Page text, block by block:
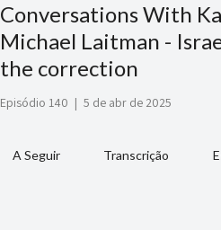
Conversations With
Michael Laitman -
the correction
Episódio 140 | 5 de abr de 2025
A Seguir Transcrição